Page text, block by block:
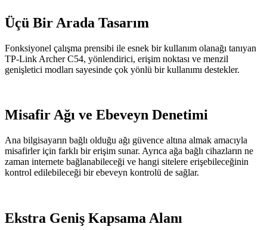
Üçü Bir Arada Tasarım
Fonksiyonel çalışma prensibi ile esnek bir kullanım olanağı tanıyan
TP-Link Archer C54, yönlendirici, erişim noktası ve menzil
genişletici modları sayesinde çok yönlü bir kullanımı destekler.
Misafir Ağı ve Ebeveyn Denetimi
Ana bilgisayarın bağlı olduğu ağı güvence altına almak amacıyla
misafirler için farklı bir erişim sunar. Ayrıca ağa bağlı cihazların ne
zaman internete bağlanabileceği ve hangi sitelere erişebileceğinin
kontrol edilebileceği bir ebeveyn kontrolü de sağlar.
Ekstra Geniş Kapsama Alanı